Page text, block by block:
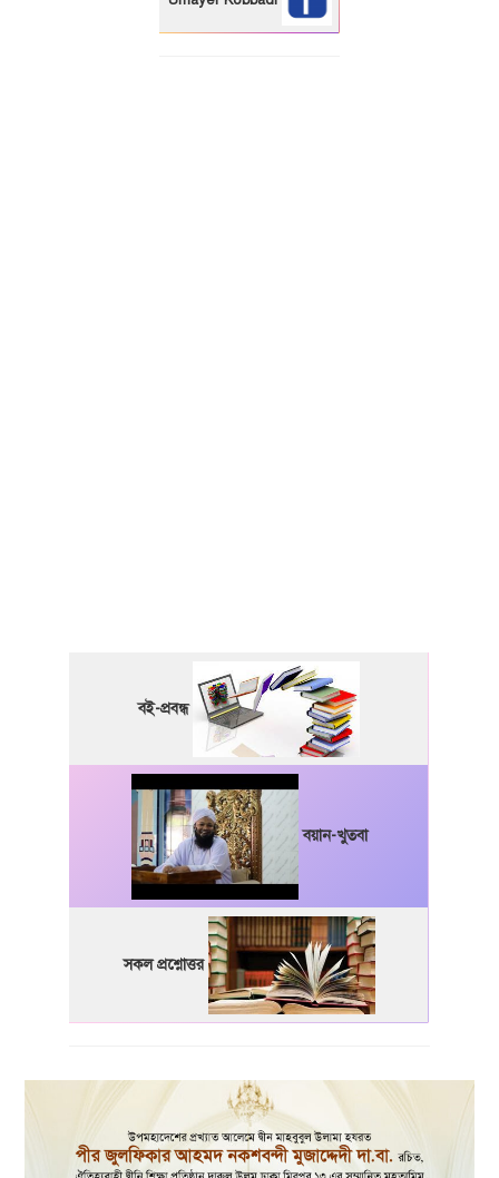
বই-প্রবন্ধ
বয়ান-খুতবা
সকল প্রশ্নোত্তর